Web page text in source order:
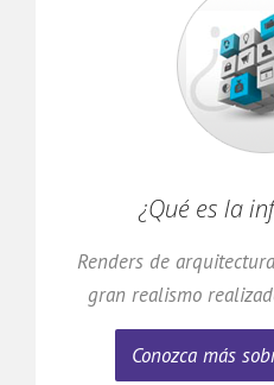
¿Qué es la
Renders de
gran realismo
Conozca más